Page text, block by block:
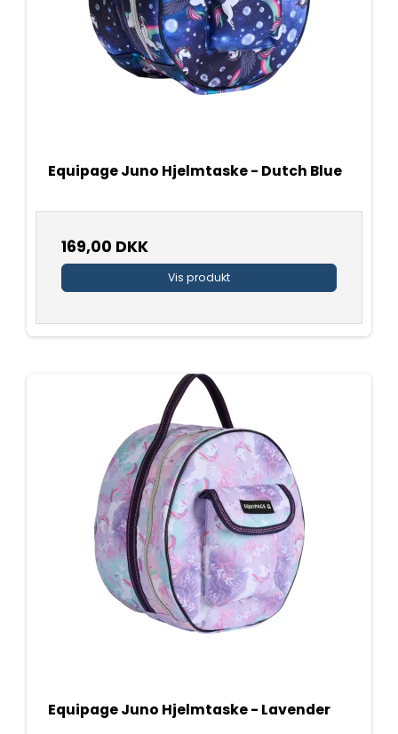
Equipage Juno Hjelmtaske - Dutch Blue
169,00 DKK
Vis produkt
Equipage Juno Hjelmtaske - Lavender